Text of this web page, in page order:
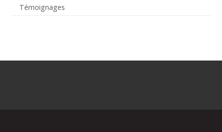
Témoignages